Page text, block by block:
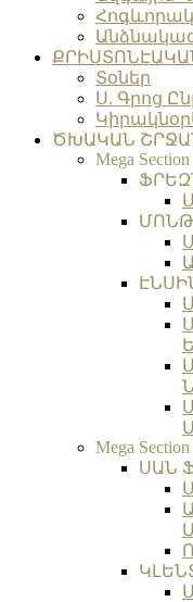
Տօներ
Ս. Գրոց
ԾԽԱԿԱՆ
Mega Section
Mega Section
ՍԱՆ